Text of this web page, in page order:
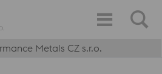
Metals CZ s.r.o.